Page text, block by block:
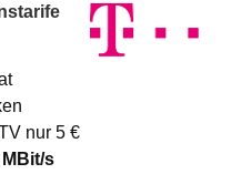
nur 5 €
s